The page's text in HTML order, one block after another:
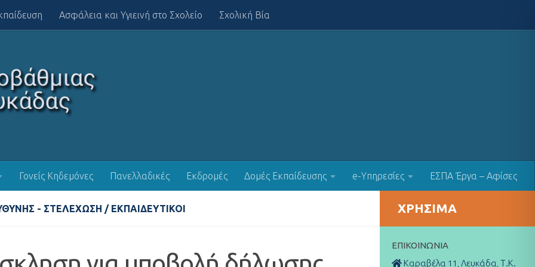
Ασφάλεια και Υγιεινή στο Σχολείο Σχολική Βία
Γονείς Κηδεμόνες Πανελλαδικές Εκδρομές Δομές Εκπαίδευσης e-Υπηρεσίες ΕΣΠΑ Έργα – Αφίσες
- ΣΤΕΛΈΧΩΣΗ / ΕΚΠΑΙΔΕΥΤΙΚΟΊ ΧΡΉΣΙΜΑ
ΕΠΙΚΟΙΝΩΝΊΑ
Καραβέλα 11, Λευκάδα, Τ.Κ.